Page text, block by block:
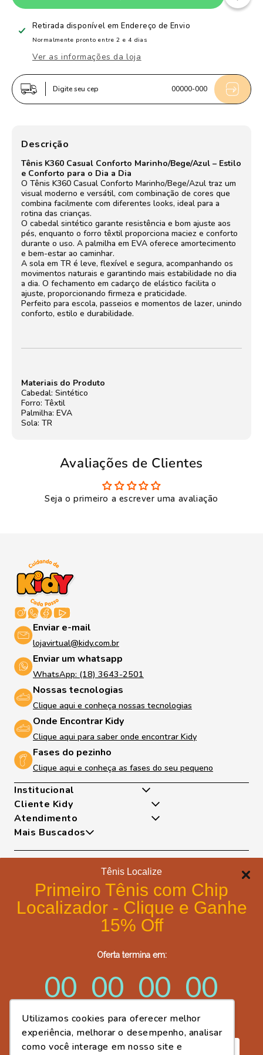
Tênis Localize
Primeiro Tênis com Chip
Localizador - Clique e Ganhe
15% Off
Oferta termina em:
00
dias
00
horas
00
minutos
00
segundos
Utilizamos cookies para oferecer melhor
experiência, melhorar o desempenho, analisar
como você interage em nosso site e
de
Tênis
Infantil
Menino
K360
Casual
Sola
Flexível
e
Cadarço
de
Tênis
Infantil
Menino
Casual
Flexível
e
Cadarço
Retirada disponível emEndereço de Envio
Normalmente pronto entre 2 e 4 dias
Ver as informações da loja
Digite seu cep 00000-000
Descrição
Tênis K360 Casual Conforto Marinho/Bege/Azul – Estilo
e Conforto para o Dia a Dia
O Tênis K360 Casual Conforto Marinho/Bege/Azul traz um
visual moderno e versátil, com combinação de cores que
combina facilmente com diferentes looks, ideal para a
rotina das crianças.
O cabedal sintético garante resistência e bom ajuste aos
pés, enquanto o forro têxtil proporciona maciez e conforto
durante o uso. A palmilha em EVA oferece amortecimento
e bem-estar ao caminhar.
A sola em TR é leve, flexível e segura, acompanhando os
movimentos naturais e garantindo mais estabilidade no dia
a dia. O fechamento em cadarço de elástico facilita o
ajuste, proporcionando firmeza e praticidade.
Perfeito para escola, passeios e momentos de lazer, unindo
conforto, estilo e durabilidade.
Materiais do Produto
Cabedal: Sintético
Forro: Têxtil
Palmilha: EVA
Sola: TR
Avaliações de Clientes
Seja o primeiro a escrever uma avaliação
Enviar e-mail
lojavirtual@kidy.com.br
Enviar um whatsapp
WhatsApp: (18) 3643-2501
Nossas tecnologias
Clique aqui e conheça nossas tecnologias
Onde Encontrar Kidy
Clique aqui para saber onde encontrar Kidy
Fases do pezinho
Clique aqui e conheça as fases do seu pequeno
Institucional
Quem somos
Nossas Tecnologias
Fases Dos Pezinhos
Dúvidas Frequentes
Trocas e Devoluções
Portal de Privacidade
Formas de Pagamento
Trabalhe Conosco
Post Fácil - Criador de Artes Kidy
Cliente Kidy
Minha Conta
Atendimento
Exceto Feriados
WhatsApp: (18) 99817-5951
Telefone: (18) 3643-2596
E-mail: lojavirtual@kidy.com.br
Mais Buscados
Tênis
Formas de pagamento
Certificados de segurança